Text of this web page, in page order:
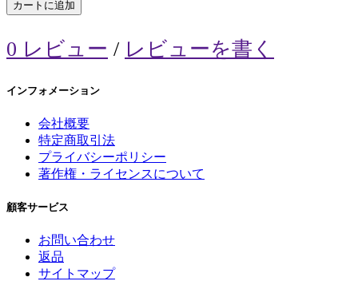
カートに追加
0 レビュー / レビューを書く
インフォメーション
会社概要
特定商取引法
プライバシーポリシー
著作権・ライセンスについて
顧客サービス
お問い合わせ
返品
サイトマップ